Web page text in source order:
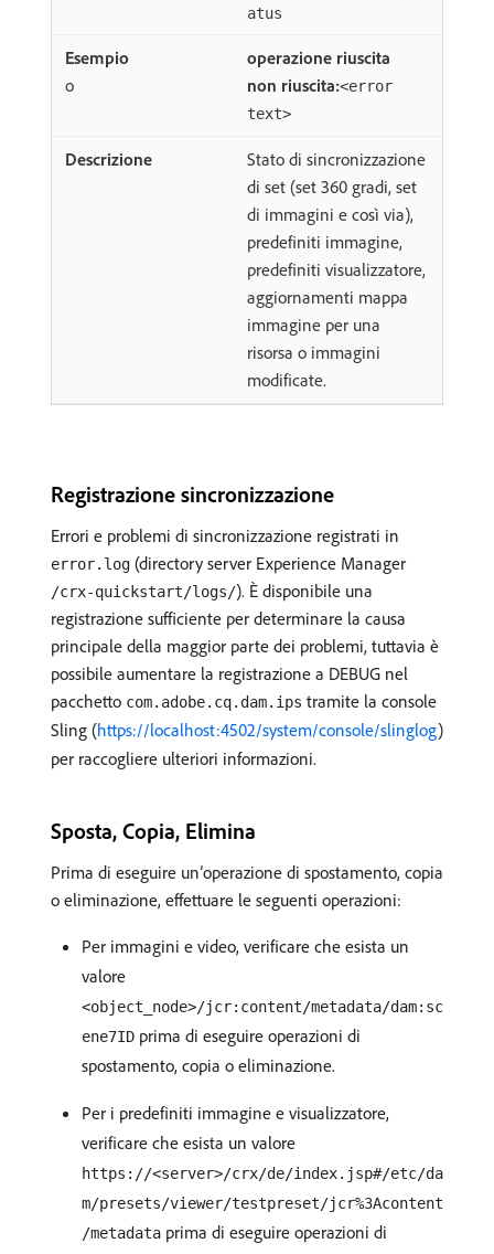
atus
operazione riuscita
o
non riuscita:<error
text>
Stato di sincronizzazione
di set (set 360 gradi, set
di immagini e così via),
predefiniti immagine,
predefiniti visualizzatore,
aggiornamenti mappa
immagine per una
risorsa o immagini
modificate.
Registrazione sincronizzazione
Errori e problemi di sincronizzazione registrati in
error.log (directory server Experience Manager
/crx-quickstart/logs/). È disponibile una
registrazione sufficiente per determinare la causa
principale della maggior parte dei problemi, tuttavia è
possibile aumentare la registrazione a DEBUG nel
pacchetto com.adobe.cq.dam.ips tramite la console
Sling (https://localhost:4502/system/console/slinglog)
per raccogliere ulteriori informazioni.
Sposta, Copia, Elimina
Prima di eseguire un’operazione di spostamento, copia
o eliminazione, effettuare le seguenti operazioni:
Per immagini e video, verificare che esista un
valore
<object_node>/jcr:content/metadata/dam:sc
ene7ID prima di eseguire operazioni di
spostamento, copia o eliminazione.
Per i predefiniti immagine e visualizzatore,
verificare che esista un valore
https://<server>/crx/de/index.jsp#/etc/da
m/presets/viewer/testpreset/jcr%3Acontent
/metadata prima di eseguire operazioni di